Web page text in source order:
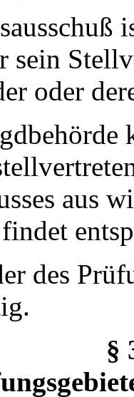
sein
oder
aus
des
§